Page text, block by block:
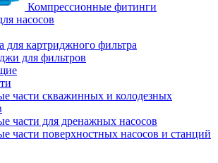
Компрессионные фитинги
насосов
для картриджного фильтра
для фильтров
части скважинных и колодезных
части для дренажных насосов
части поверхностных насосов и станций